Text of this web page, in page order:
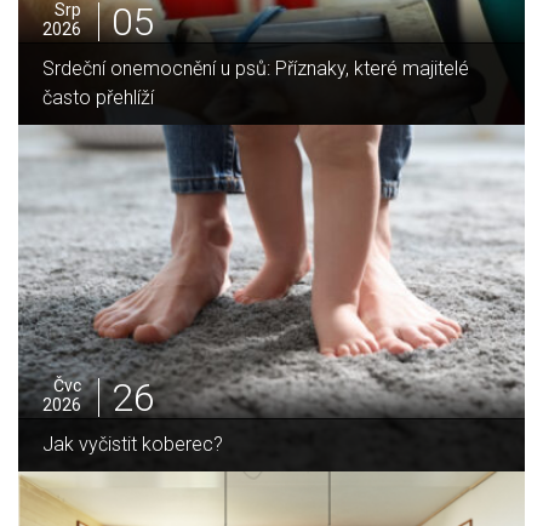
Srp
2026
05
Jak vybrat ideální krbovou vložku? Průvodce pro Váš
domov
Čvc
2026
25
Jak sušit pomeranče a citrusy jednoduše